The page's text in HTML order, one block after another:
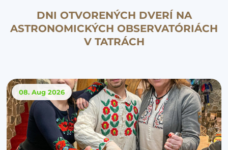
DNI OTVORENÝCH DVERÍ NA
ASTRONOMICKÝCH OBSERVATÓRIÁCH
V TATRÁCH
08. Aug 2026